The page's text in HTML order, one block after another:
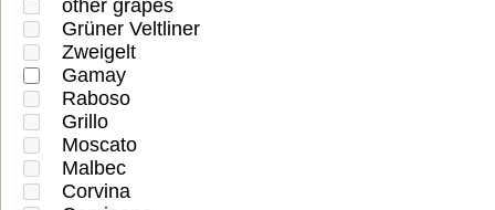
other grapes
Grüner Veltliner
Zweigelt
Gamay
Raboso
Grillo
Moscato
Malbec
Corvina